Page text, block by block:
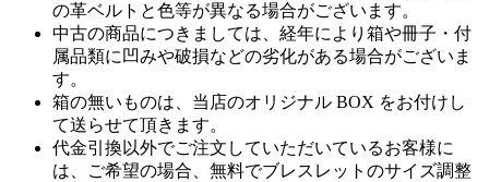
の革ベルトと色等が異なる場合がございます。
中古の商品につきましては、経年により箱や冊子・付
属品類に凹みや破損などの劣化がある場合がございま
す。
箱の無いものは、当店のオリジナル BOX をお付けし
て送らせて頂きます。
代金引換以外でご注文していただいているお客様に
は、ご希望の場合、無料でブレスレットのサイズ調整